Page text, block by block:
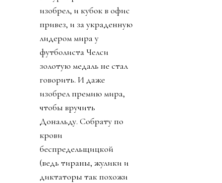
изобрел, и кубок в офис
привез, и за украденную
лидером мира у
футболиста Челси
золотую медаль не стал
говорить. И даже
изобрел премию мира,
чтобы вручить
Дональду. Собрату по
крови
беспредельщицкой
(ведь тираны, жулики и
диктаторы так похожи